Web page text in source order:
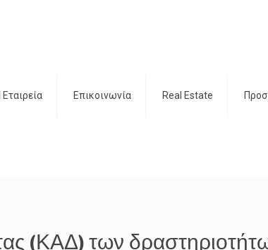
Εταιρεία Επικοινωνία Real Estate
(ΚΑΔ) των